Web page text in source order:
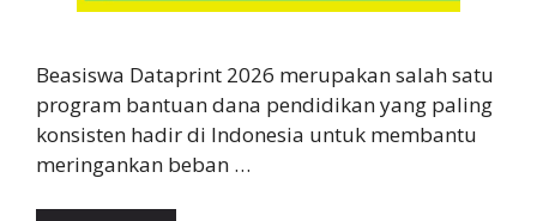
Beasiswa Dataprint 2026 merupakan salah satu
program bantuan dana pendidikan yang paling
konsisten hadir di Indonesia untuk membantu
meringankan beban …